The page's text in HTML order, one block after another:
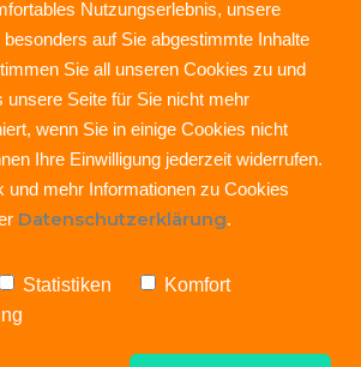
Nutzungserlebnis, unsere
auf Sie abgestimmte Inhalte
Sie all unseren Cookies zu und
unsere Seite für Sie nicht mehr
wenn Sie in einige Cookies nicht
Ihre Einwilligung jederzeit widerrufen.
und mehr Informationen zu Cookies
Datenschutzerklärung.
Statistiken
Komfort